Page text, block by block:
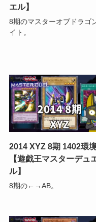
エル】
8期のマスターオブドラゴ
イト。
2014 XYZ 8期 1402環
【遊戯王マスターデュ
ル】
8期の←→AB。